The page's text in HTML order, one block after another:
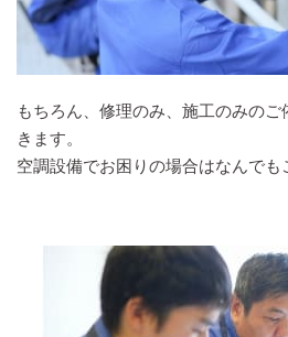
もちろん、修理のみ、施工のみの
きます。
空調設備でお困りの場合はなんでも